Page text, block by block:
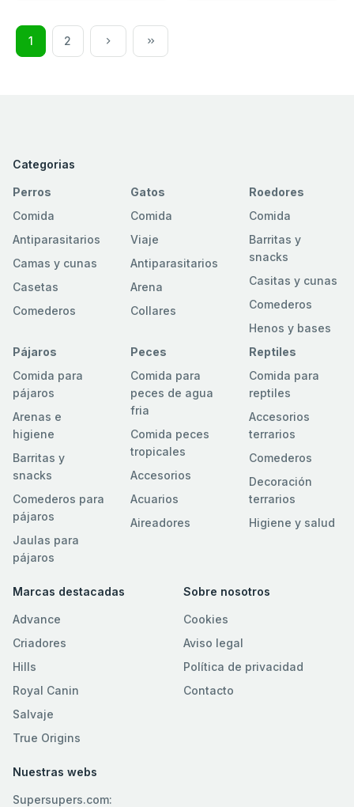
1 2
Categorias
Perros
Comida
Antiparasitarios
Camas y cunas
Casetas
Comederos
Gatos
Comida
Viaje
Antiparasitarios
Arena
Collares
Roedores
Comida
Barritas y
snacks
Casitas y cunas
Comederos
Henos y bases
Pájaros
Comida para
pájaros
Arenas e
higiene
Barritas y
snacks
Comederos para
pájaros
Jaulas para
pájaros
Peces
Comida para
peces de agua
fria
Comida peces
tropicales
Accesorios
Acuarios
Aireadores
Reptiles
Comida para
reptiles
Accesorios
terrarios
Comederos
Decoración
terrarios
Higiene y salud
Marcas destacadas
Advance
Criadores
Hills
Royal Canin
Salvaje
True Origins
Sobre nosotros
Cookies
Aviso legal
Política de privacidad
Contacto
Nuestras webs
Supersupers.com: